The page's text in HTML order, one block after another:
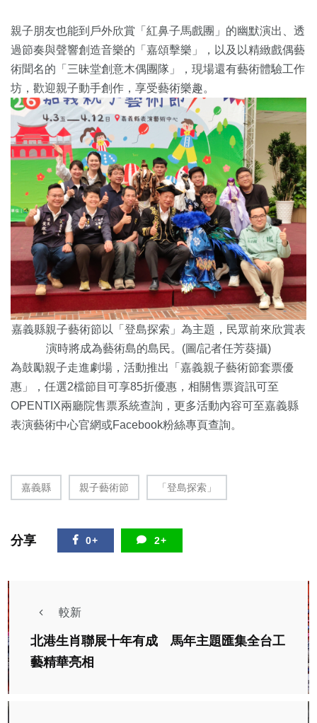
親子朋友也能到戶外欣賞「紅鼻子馬戲團」的幽默演出、 透
過節奏與聲響創造音樂的「嘉頌擊樂」， 以及以精緻戲偶藝
術聞名的「三昧堂創意木偶團隊」， 現場還有藝術體驗工作
坊，歡迎親子動手創作，享受藝術樂趣。
嘉義縣親子藝術節 以「登島探索」為主題， 民眾前來欣賞表
演時將成為藝術島的島民。(圖/記者任芳葵攝)
為鼓勵親子走進劇場，活動推出「嘉義親子藝術節套票優
惠」， 任選2檔節目可享85折優惠， 相關售票資訊可至
OPENTIX兩廳院售票系統查詢， 更多活動內容可至嘉義縣
表演藝術中心官網或Facebook粉絲專頁查詢。
嘉義縣 親子藝術節 「登島探索」
分享 0+ 2+
較新
北港生肖聯展十年有成 馬年主題匯集全台工
藝精華亮相